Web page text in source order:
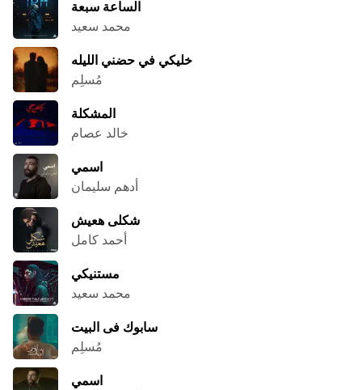
الساعة سبعة
محمد سعيد
خليكي في حضني الليله
مُسلِم
المشكلة
خالد عصام
اسمي
أدهم سليمان
شكلى هعيش
أحمد كامل
مستنيكي
محمد سعيد
سابوك فى البيت
مُسلِم
اسمي